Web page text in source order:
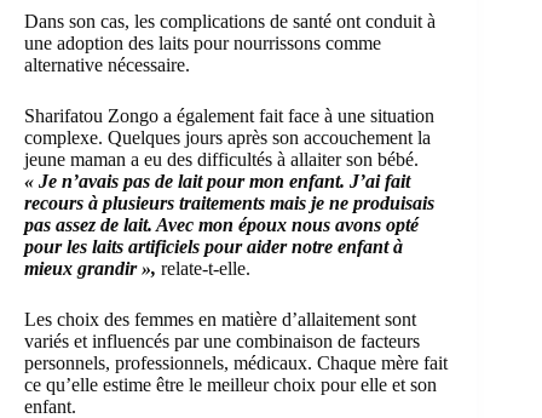
Dans son cas, les complications de santé ont conduit à
une adoption des laits pour nourrissons comme
alternative nécessaire.
Sharifatou Zongo a également fait face à une situation
complexe. Quelques jours après son accouchement la
jeune maman a eu des difficultés à allaiter son bébé.
« Je n’avais pas de lait pour mon enfant. J’ai fait
recours à plusieurs traitements mais je ne produisais
pas assez de lait. Avec mon époux nous avons opté
pour les laits artificiels pour aider notre enfant à
mieux grandir », relate-t-elle.
Les choix des femmes en matière d’allaitement sont
variés et influencés par une combinaison de facteurs
personnels, professionnels, médicaux. Chaque mère fait
ce qu’elle estime être le meilleur choix pour elle et son
enfant.